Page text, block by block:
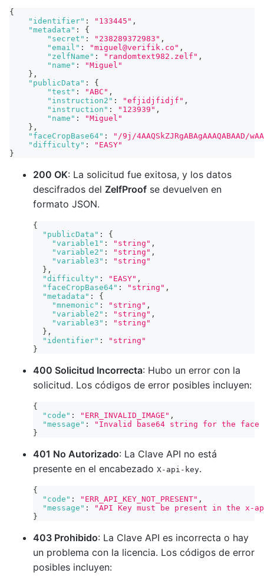
{
"identifier" : "133445" ,
"metadata" :
{
"secret" : "238289372983" ,
"email" : "miguel@verifik.co" ,
"zelfName" : "randomtext982.zelf" ,
"name" :
"Miguel"
} ,
"publicData" :
{
"test" : "ABC" ,
"instruction2" : "efjidjfidjf" ,
"instruction" : "123939" ,
"name" :
"Miguel"
} ,
"faceCropBase64" :
"/9j/4AAQSkZJRgABAgAAAQABAAD/
"difficulty" :
"EASY"
}
200 OK: La solicitud fue exitosa, y los datos
descifrados del ZelfProof se devuelven en
formato JSON.
{
"publicData" :
{
"variable1" : "string" ,
"variable2" : "string" ,
"variable3" :
"string"
} ,
"difficulty" : "EASY" ,
"faceCropBase64" : "string" ,
"metadata" :
{
"mnemonic" : "string" ,
"variable2" : "string" ,
"variable3" :
"string"
} ,
"identifier" :
"string"
}
400 Solicitud Incorrecta: Hubo un error con la
solicitud. Los códigos de error posibles incluyen:
{
"code" : "ERR_INVALID_IMAGE" ,
"message" :
"Invalid base64 string for the face
}
401 No Autorizado: La Clave API no está
presente en el encabezado X-api-key.
{
"code" : "ERR_API_KEY_NOT_PRESENT" ,
"message" :
"API Key must be present in the x-
}
403 Prohibido: La Clave API es incorrecta o hay
un problema con la licencia. Los códigos de error
posibles incluyen: